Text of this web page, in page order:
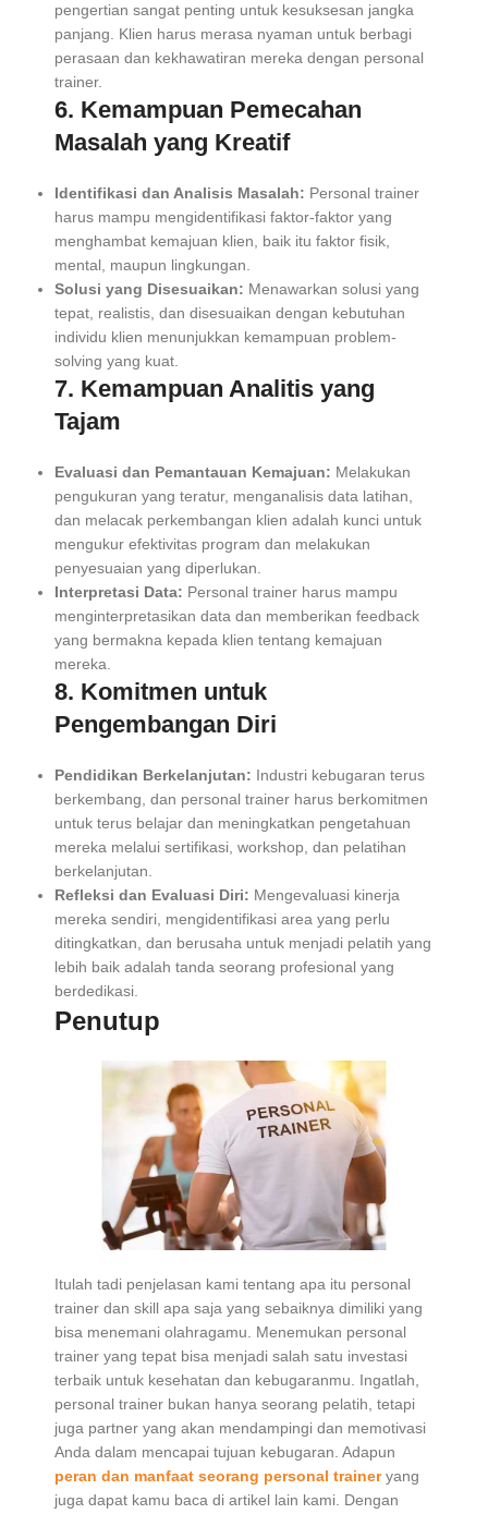
pengertian sangat penting untuk kesuksesan jangka
panjang. Klien harus merasa nyaman untuk berbagi
perasaan dan kekhawatiran mereka dengan personal
trainer.
6. Kemampuan Pemecahan
Masalah yang Kreatif
Identifikasi dan Analisis Masalah: Personal trainer
harus mampu mengidentifikasi faktor-faktor yang
menghambat kemajuan klien, baik itu faktor fisik,
mental, maupun lingkungan.
Solusi yang Disesuaikan: Menawarkan solusi yang
tepat, realistis, dan disesuaikan dengan kebutuhan
individu klien menunjukkan kemampuan problem-
solving yang kuat.
7. Kemampuan Analitis yang
Tajam
Evaluasi dan Pemantauan Kemajuan: Melakukan
pengukuran yang teratur, menganalisis data latihan,
dan melacak perkembangan klien adalah kunci untuk
mengukur efektivitas program dan melakukan
penyesuaian yang diperlukan.
Interpretasi Data: Personal trainer harus mampu
menginterpretasikan data dan memberikan feedback
yang bermakna kepada klien tentang kemajuan
mereka.
8. Komitmen untuk
Pengembangan Diri
Pendidikan Berkelanjutan: Industri kebugaran terus
berkembang, dan personal trainer harus berkomitmen
untuk terus belajar dan meningkatkan pengetahuan
mereka melalui sertifikasi, workshop, dan pelatihan
berkelanjutan.
Refleksi dan Evaluasi Diri: Mengevaluasi kinerja
mereka sendiri, mengidentifikasi area yang perlu
ditingkatkan, dan berusaha untuk menjadi pelatih yang
lebih baik adalah tanda seorang profesional yang
berdedikasi.
Penutup
Itulah tadi penjelasan kami tentang apa itu personal
trainer dan skill apa saja yang sebaiknya dimiliki yang
bisa menemani olahragamu. Menemukan personal
trainer yang tepat bisa menjadi salah satu investasi
terbaik untuk kesehatan dan kebugaranmu. Ingatlah,
personal trainer bukan hanya seorang pelatih, tetapi
juga partner yang akan mendampingi dan memotivasi
Anda dalam mencapai tujuan kebugaran. Adapun
peran dan manfaat seorang personal traineryang
juga dapat kamu baca di artikel lain kami. Dengan